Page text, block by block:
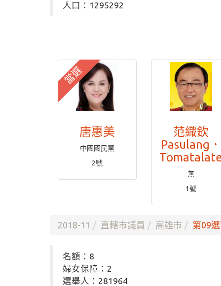
人口：1295292
當選
唐惠美
中國國民黨
2號
范織欽
Pasulang．
無
1號
2018-11 直轄市議員 高雄市 第09
名額：8
婦女保障：2
選舉人：281964